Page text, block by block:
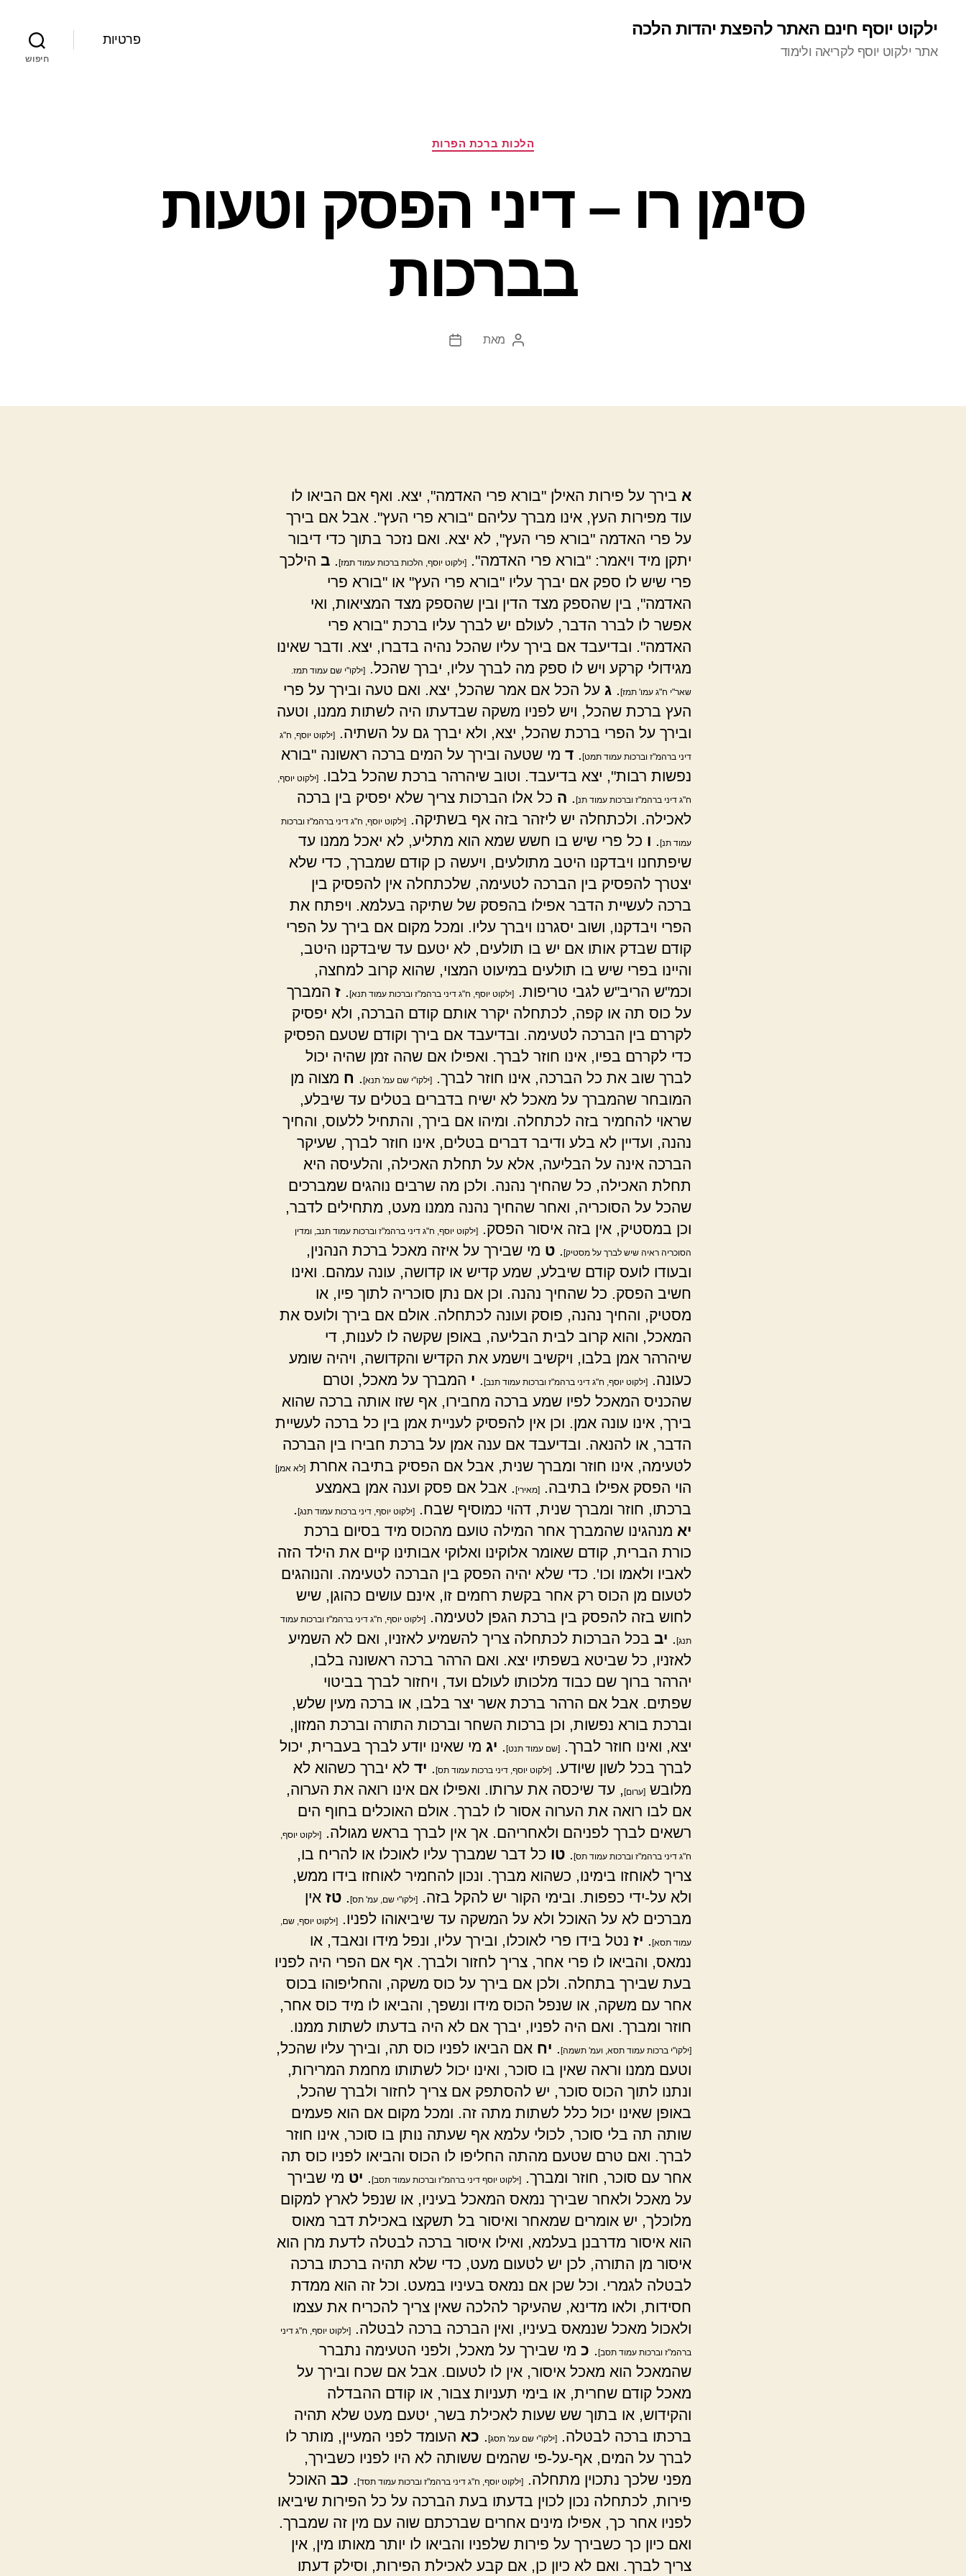
ילקוט יוסף חינם האתר להפצת יהדות הלכה
אתר ילקוט יוסף לקריאה ולימוד
פרטיות
חיפוש
קטגוריות
הלכות ברכת הפרות
סימן רו – דיני הפסק וטעות
בברכות
המחבר
מאת
תאריך
א בירך על פירות האילן "בורא פרי האדמה", יצא. ואף אם הביאו לו
עוד מפירות העץ, אינו מברך עליהם "בורא פרי העץ". אבל אם בירך
על פרי האדמה "בורא פרי העץ", לא יצא. ואם נזכר בתוך כדי דיבור
יתקן מיד ויאמר: "בורא פרי האדמה".
[ילקוט יוסף, הלכות ברכות עמוד תמז] ב הילכך
פרי שיש לו ספק אם יברך עליו "בורא פרי העץ" או "בורא פרי
האדמה", בין שהספק מצד הדין ובין שהספק מצד המציאות, ואי
אפשר לו לברר הדבר, לעולם יש לברך עליו ברכת "בורא פרי
האדמה". ובדיעבד אם בירך עליו שהכל נהיה בדברו, יצא. ודבר שאינו
מגידולי קרקע ויש לו ספק מה לברך עליו, יברך שהכל.
[ילקו"י שם עמוד תמז.
שאר"י ח"ג עמו' תמז] ג על הכל אם אמר שהכל, יצא. ואם טעה ובירך על פרי
העץ ברכת שהכל, ויש לפניו משקה שבדעתו היה לשתות ממנו, וטעה
ובירך על הפרי ברכת שהכל, יצא, ולא יברך גם על השתיה.
[ילקוט יוסף, ח"ג
דיני ברהמ"ז וברכות עמוד תמט] ד מי שטעה ובירך על המים ברכה ראשונה "בורא
נפשות רבות", יצא בדיעבד. וטוב שיהרהר ברכת שהכל בלבו.
[ילקוט יוסף,
ח"ג דיני ברהמ"ז וברכות עמוד תנ] ה כל אלו הברכות צריך שלא יפסיק בין ברכה
לאכילה. ולכתחלה יש ליזהר בזה אף בשתיקה.
[ילקוט יוסף, ח"ג דיני ברהמ"ז וברכות
עמוד תנ] ו כל פרי שיש בו חשש שמא הוא מתליע, לא יאכל ממנו עד
שיפתחנו ויבדקנו היטב מתולעים, ויעשה כן קודם שמברך, כדי שלא
יצטרך להפסיק בין הברכה לטעימה, שלכתחלה אין להפסיק בין
ברכה לעשיית הדבר אפילו בהפסק של שתיקה בעלמא. ויפתח את
הפרי ויבדקנו, ושוב יסגרנו ויברך עליו. ומכל מקום אם בירך על הפרי
קודם שבדק אותו אם יש בו תולעים, לא יטעם עד שיבדקנו היטב,
והיינו בפרי שיש בו תולעים במיעוט המצוי, שהוא קרוב למחצה,
וכמ"ש הריב"ש לגבי טריפות.
[ילקוט יוסף, ח"ג דיני ברהמ"ז וברכות עמוד תנא] ז המברך
על כוס תה או קפה, לכתחלה יקרר אותם קודם הברכה, ולא יפסיק
לקררם בין הברכה לטעימה. ובדיעבד אם בירך וקודם שטעם הפסיק
כדי לקררם בפיו, אינו חוזר לברך. ואפילו אם שהה זמן שהיה יכול
לברך שוב את כל הברכה, אינו חוזר לברך.
[ילקו"י שם עמ' תנא] ח מצוה מן
המובחר שהמברך על מאכל לא ישיח בדברים בטלים עד שיבלע,
שראוי להחמיר בזה לכתחלה. ומיהו אם בירך, והתחיל ללעוס, והחיך
נהנה, ועדיין לא בלע ודיבר דברים בטלים, אינו חוזר לברך, שעיקר
הברכה אינה על הבליעה, אלא על תחלת האכילה, והלעיסה היא
תחלת האכילה, כל שהחיך נהנה. ולכן מה שרבים נוהגים שמברכים
שהכל על הסוכריה, ואחר שהחיך נהנה ממנו מעט, מתחילים לדבר,
וכן במסטיק, אין בזה איסור הפסק.
[ילקוט יוסף, ח"ג דיני ברהמ"ז וברכות עמוד תנב, ומדין
הסוכריה ראיה שיש לברך על מסטיק] ט מי שבירך על איזה מאכל ברכת הנהנין,
ובעודו לועס קודם שיבלע, שמע קדיש או קדושה, עונה עמהם. ואינו
חשיב הפסק. כל שהחיך נהנה. וכן אם נתן סוכריה לתוך פיו, או
מסטיק, והחיך נהנה, פוסק ועונה לכתחלה. אולם אם בירך ולועס את
המאכל, והוא קרוב לבית הבליעה, באופן שקשה לו לענות, די
שיהרהר אמן בלבו, ויקשיב וישמע את הקדיש והקדושה, ויהיה שומע
כעונה.
[ילקוט יוסף, ח"ג דיני ברהמ"ז וברכות עמוד תנב] י המברך על מאכל, וטרם
שהכניס המאכל לפיו שמע ברכה מחבירו, אף שזו אותה ברכה שהוא
בירך, אינו עונה אמן. וכן אין להפסיק לעניית אמן בין כל ברכה לעשיית
הדבר, או להנאה. ובדיעבד אם ענה אמן על ברכת חבירו בין הברכה
לטעימה, אינו חוזר ומברך שנית, אבל אם הפסיק בתיבה אחרת [לא אמן]
הוי הפסק אפילו בתיבה. [מאירי]
. אבל אם פסק וענה אמן באמצע
ברכתו, חוזר ומברך שנית, דהוי כמוסיף שבח.
[ילקוט יוסף, דיני ברכות עמוד תנג]
יא מנהגינו שהמברך אחר המילה טועם מהכוס מיד בסיום ברכת
כורת הברית, קודם שאומר אלוקינו ואלוקי אבותינו קיים את הילד הזה
לאביו ולאמו וכו'. כדי שלא יהיה הפסק בין הברכה לטעימה. והנוהגים
לטעום מן הכוס רק אחר בקשת רחמים זו, אינם עושים כהוגן, שיש
לחוש בזה להפסק בין ברכת הגפן לטעימה.
[ילקוט יוסף, ח"ג דיני ברהמ"ז וברכות עמוד
תנג] יב בכל הברכות לכתחלה צריך להשמיע לאזניו, ואם לא השמיע
לאזניו, כל שביטא בשפתיו יצא. ואם הרהר ברכה ראשונה בלבו,
יהרהר ברוך שם כבוד מלכותו לעולם ועד, ויחזור לברך בביטוי
שפתים. אבל אם הרהר ברכת אשר יצר בלבו, או ברכה מעין שלש,
וברכת בורא נפשות, וכן ברכות השחר וברכות התורה וברכת המזון,
יצא, ואינו חוזר לברך.
[שם עמוד תנט] יג מי שאינו יודע לברך בעברית, יכול
לברך בכל לשון שיודע.
[ילקוט יוסף, דיני ברכות עמוד תס] יד לא יברך כשהוא לא
מלובש [ערום]
, עד שיכסה את ערותו. ואפילו אם אינו רואה את הערוה,
אם לבו רואה את הערוה אסור לו לברך. אולם האוכלים בחוף הים
רשאים לברך לפניהם ולאחריהם. אך אין לברך בראש מגולה.
[ילקוט יוסף,
ח"ג דיני ברהמ"ז וברכות עמוד תס] טו כל דבר שמברך עליו לאוכלו או להריח בו,
צריך לאוחזו בימינו, כשהוא מברך. ונכון להחמיר לאוחזו בידו ממש,
ולא על-ידי כפפות. ובימי הקור יש להקל בזה.
[ילקו"י שם, עמ' תס] טז אין
מברכים לא על האוכל ולא על המשקה עד שיביאוהו לפניו.
[ילקוט יוסף, שם,
עמוד תסא] יז נטל בידו פרי לאוכלו, ובירך עליו, ונפל מידו ונאבד, או
נמאס, והביאו לו פרי אחר, צריך לחזור ולברך. אף אם הפרי היה לפניו
בעת שבירך בתחלה. ולכן אם בירך על כוס משקה, והחליפוהו בכוס
אחר עם משקה, או שנפל הכוס מידו ונשפך, והביאו לו מיד כוס אחר,
חוזר ומברך. ואם היה לפניו, יברך אם לא היה בדעתו לשתות ממנו.
[ילקו"י ברכות עמוד תסא, ועמ' תשמה] יח אם הביאו לפניו כוס תה, ובירך עליו שהכל,
וטעם ממנו וראה שאין בו סוכר, ואינו יכול לשתותו מחמת המרירות,
ונתנו לתוך הכוס סוכר, יש להסתפק אם צריך לחזור ולברך שהכל,
באופן שאינו יכול כלל לשתות מתה זה. ומכל מקום אם הוא פעמים
שותה תה בלי סוכר, לכולי עלמא אף שעתה נותן בו סוכר, אינו חוזר
לברך. ואם טרם שטעם מהתה החליפו לו הכוס והביאו לפניו כוס תה
אחר עם סוכר, חוזר ומברך.
[ילקוט יוסף דיני ברהמ"ז וברכות עמוד תסב] יט מי שבירך
על מאכל ולאחר שבירך נמאס המאכל בעיניו, או שנפל לארץ למקום
מלוכלך, יש אומרים שמאחר ואיסור בל תשקצו באכילת דבר מאוס
הוא איסור מדרבנן בעלמא, ואילו איסור ברכה לבטלה לדעת מרן הוא
איסור מן התורה, לכן יש לטעום מעט, כדי שלא תהיה ברכתו ברכה
לבטלה לגמרי. וכל שכן אם נמאס בעיניו במעט. וכל זה הוא ממדת
חסידות, ולאו מדינא, שהעיקר להלכה שאין צריך להכריח את עצמו
ולאכול מאכל שנמאס בעיניו, ואין הברכה ברכה לבטלה.
[ילקוט יוסף, ח"ג דיני
ברהמ"ז וברכות עמוד תסב] כ מי שבירך על מאכל, ולפני הטעימה נתברר
שהמאכל הוא מאכל איסור, אין לו לטעום. אבל אם שכח ובירך על
מאכל קודם שחרית, או בימי תעניות צבור, או קודם ההבדלה
והקידוש, או בתוך שש שעות לאכילת בשר, יטעם מעט שלא תהיה
ברכתו ברכה לבטלה.
[ילקו"י שם עמ' תסג] כא העומד לפני המעיין, מותר לו
לברך על המים, אף-על-פי שהמים ששותה לא היו לפניו כשבירך,
מפני שלכך נתכוין מתחלה.
[ילקוט יוסף, ח"ג דיני ברהמ"ז וברכות עמוד תסד] כב האוכל
פירות, לכתחלה נכון לכוין בדעתו בעת הברכה על כל הפירות שיביאו
לפניו אחר כך, אפילו מינים אחרים שברכתם שוה עם מין זה שמברך.
ואם כיון כך כשבירך על פירות שלפניו והביאו לו יותר מאותו מין, אין
צריך לברך. ואם לא כיון כן, אם קבע לאכילת הפירות, וסילק דעתו